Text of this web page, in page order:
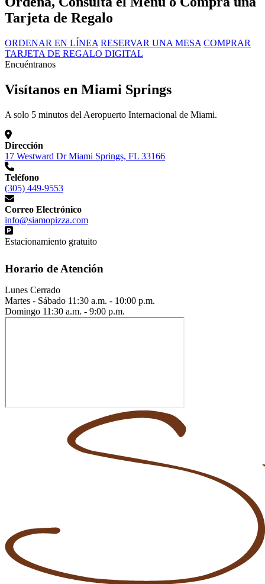
Tarjeta de Regalo
ORDENAR EN LÍNEA RESERVAR UNA MESA COMPRAR
TARJETA DE REGALO DIGITAL
Encuéntranos
Visítanos en Miami Springs
A solo 5 minutos del Aeropuerto Internacional de Miami.
Dirección
17 Westward Dr Miami Springs, FL 33166
Teléfono
(305) 449-9553
Correo Electrónico
info@siamopizza.com
Estacionamiento gratuito
Horario de Atención
Lunes Cerrado
Martes - Sábado 11:30 a.m. - 10:00 p.m.
Domingo 11:30 a.m. - 9:00 p.m.